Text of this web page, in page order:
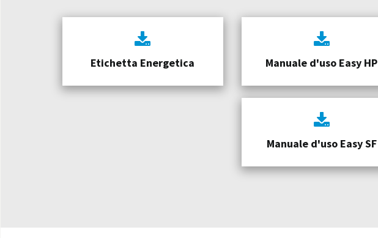
Etichetta Energetica Manuale d'uso Easy HP
Manuale d'uso Easy SF